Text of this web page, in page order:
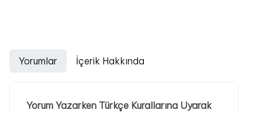
Yorumlar İçerik Hakkında
Yorum Yazarken Türkçe Kurallarına Uyarak